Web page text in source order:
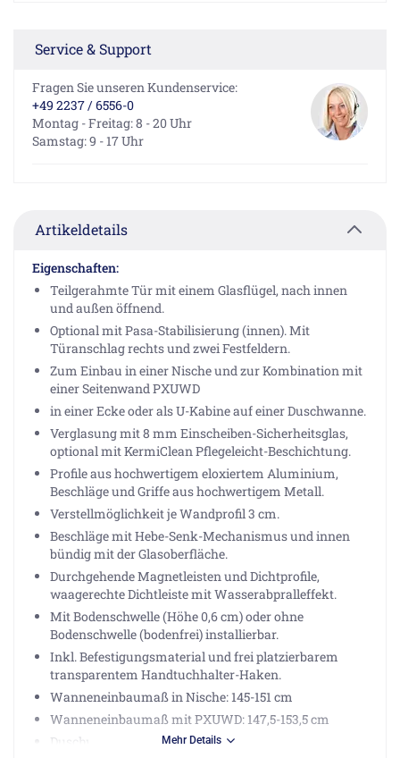
Service & Support
Fragen Sie unseren Kundenservice:
+49 2237 / 6556-0
Montag - Freitag: 8 - 20 Uhr
Samstag: 9 - 17 Uhr
Artikeldetails
Eigenschaften:
Teilgerahmte Tür mit einem Glasflügel, nach innen
und außen öffnend.
Optional mit Pasa-Stabilisierung (innen). Mit
Türanschlag rechts und zwei Festfeldern.
Zum Einbau in einer Nische und zur Kombination mit
einer Seitenwand PXUWD
in einer Ecke oder als U-Kabine auf einer Duschwanne.
Verglasung mit 8 mm Einscheiben-Sicherheitsglas,
optional mit KermiClean Pflegeleicht-Beschichtung.
Profile aus hochwertigem eloxiertem Aluminium,
Beschläge und Griffe aus hochwertigem Metall.
Verstellmöglichkeit je Wandprofil 3 cm.
Beschläge mit Hebe-Senk-Mechanismus und innen
bündig mit der Glasoberfläche.
Durchgehende Magnetleisten und Dichtprofile,
waagerechte Dichtleiste mit Wasserabpralleffekt.
Mit Bodenschwelle (Höhe 0,6 cm) oder ohne
Bodenschwelle (bodenfrei) installierbar.
Inkl. Befestigungsmaterial und frei platzierbarem
transparentem Handtuchhalter-Haken.
Wanneneinbaumaß in Nische: 145-151 cm
Wanneneinbaumaß mit PXUWD: 147,5-153,5 cm
Duschwanne: 110 cmMehr Details